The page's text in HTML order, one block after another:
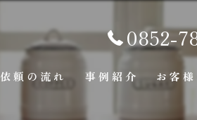
0852-
頼の流れ 事例紹介 お客